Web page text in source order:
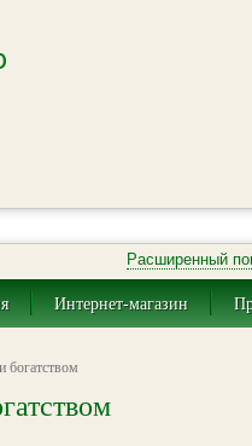
Расширенный
Интернет-магазин
богатством